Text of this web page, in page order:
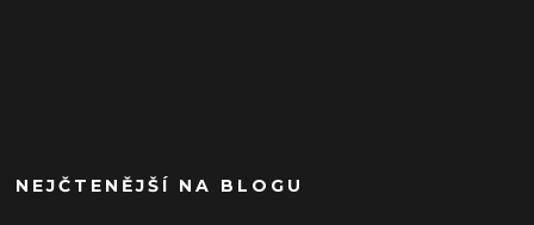
NEJČTENĚJŠÍ NA BLOGU